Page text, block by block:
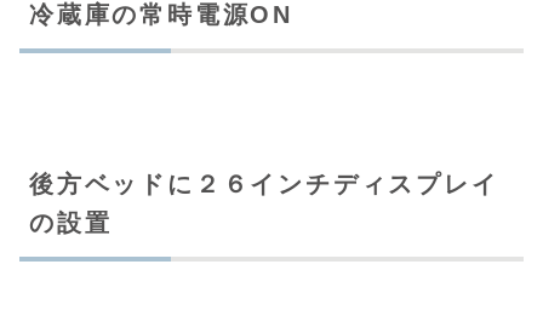
冷蔵庫の常時電源ON
後方ベッドに２６インチディスプレイ
の設置